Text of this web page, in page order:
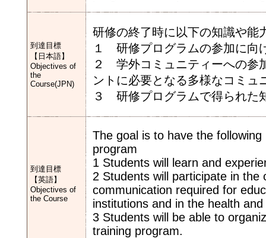
到達目標
【日本語】
Objectives of
the
Course(JPN)
研修の終了時に以下の知識や能
１ 研修プログラムの参加に向
２ 学外コミュニティーへの参
ントに必要となる多様なコミュ
３ 研修プログラムで得られた
到達目標
【英語】
Objectives of
the Course
The goal is to have the
program
1 Students will learn and
2 Students will participate in
communication required for
institutions and in the health
3 Students will be able to
training program.